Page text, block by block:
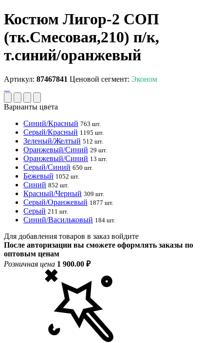
Костюм Лигор-2 СОП
(тк.Смесовая,210) п/к,
т.синий/оранжевый
Артикул: 87467841 Ценовой сегмент: Эконом
Варианты цвета
Синий/Красный 763 шт.
Серый/Красный 1195 шт.
Зеленый/Желтый 512 шт.
Оранжевый/Синий 29 шт.
Оранжевый/Синий 13 шт.
Серый/Синий 650 шт.
Бежевый 1052 шт.
Синий 852 шт.
Красный/Черный 309 шт.
Серый/Оранжевый 1877 шт.
Серый 211 шт.
Синий/Васильковый 184 шт.
Для добавления товаров в заказ войдите
После авторизации вы сможете оформлять заказы по
оптовым ценам
Розничная цена 1 900.00 ₽